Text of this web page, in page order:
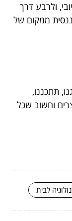
ולרבע דרך
ממקום של
תתכננו,
וחשוב שכל
לבית